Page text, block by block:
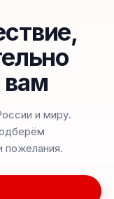
вам
и миру.